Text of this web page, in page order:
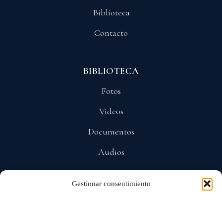
Gestionar consentimiento
Biblioteca
Contacto
BIBLIOTECA
Fotos
Videos
Documentos
Audios